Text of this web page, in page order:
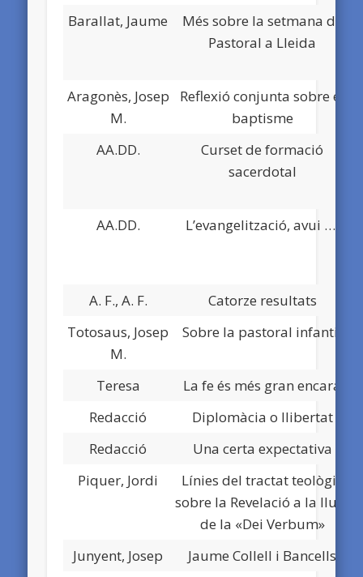
Barallat, Jaume
Més sobre la setmana de
Pastoral a Lleida
Aragonès, Josep
M.
Reflexió conjunta sobre el
baptisme
AA.DD.
Curset de formació
sacerdotal
AA.DD. L’evangelització, avui ….
A. F., A. F.
Catorze resultats
Totosaus, Josep
M.
Sobre la pastoral infantil
Teresa
La fe és més gran encara
Redacció
Diplomàcia o llibertat
Redacció
Una certa expectativa
Piquer, Jordi
Línies del tractat teològic
sobre la Revelació a la llum
de la «Dei Verbum»
Junyent, Josep
Jaume Collell i Bancells